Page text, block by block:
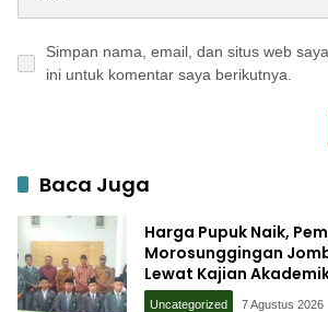
Simpan nama, email, dan situs web
ini untuk komentar saya berikutnya.
Baca Juga
Harga Pupuk Naik,
Morosunggingan
Lewat Kajian
Uncategorized 7 Agustus 2026